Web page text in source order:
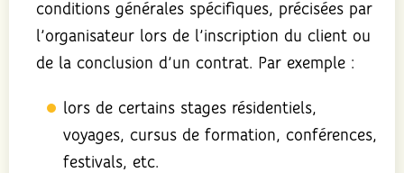
conditions générales spécifiques, précisées par
l’organisateur lors de l’inscription du client ou
de la conclusion d’un contrat. Par exemple :
lors de certains stages résidentiels,
voyages, cursus de formation, conférences,
festivals, etc.